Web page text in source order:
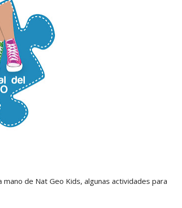
de Nat Geo Kids, algunas actividades para